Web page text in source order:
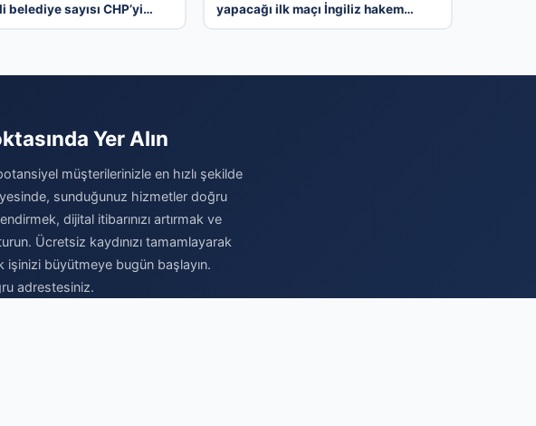
belediye sayısı CHP’yi
yapacağı ilk maçı İngiliz hakem
Yer Alın
müşterilerinizle en hızlı şekilde
sunduğunuz hizmetler doğru
dijital itibarınızı artırmak ve
Ücretsiz kaydınızı tamamlayarak
işinizi büyütmeye bugün başlayın.
adrestesiniz.